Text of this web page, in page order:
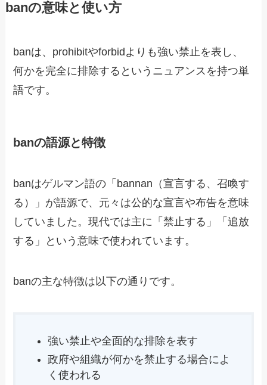
banの意味と使い方
banは、prohibitやforbidよりも強い禁止を表し、
何かを完全に排除するというニュアンスを持つ単
語です。
banの語源と特徴
banはゲルマン語の「bannan（宣言する、召喚す
る）」が語源で、元々は公的な宣言や布告を意味
していました。現代では主に「禁止する」「追放
する」という意味で使われています。
banの主な特徴は以下の通りです。
強い禁止や全面的な排除を表す
政府や組織が何かを禁止する場合によ
く使われる